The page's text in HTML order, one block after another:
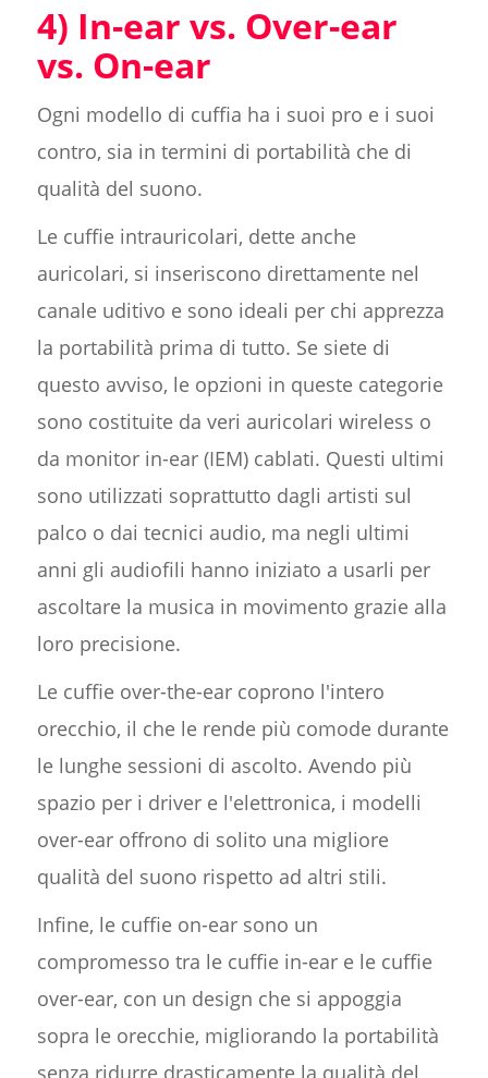
4) In-ear vs. Over-ear
vs. On-ear
Ogni modello di cuffia ha i suoi pro e i suoi
contro, sia in termini di portabilità che di
qualità del suono.
Le cuffie intrauricolari, dette anche
auricolari, si inseriscono direttamente nel
canale uditivo e sono ideali per chi apprezza
la portabilità prima di tutto. Se siete di
questo avviso, le opzioni in queste categorie
sono costituite da veri auricolari wireless o
da monitor in-ear (IEM) cablati. Questi ultimi
sono utilizzati soprattutto dagli artisti sul
palco o dai tecnici audio, ma negli ultimi
anni gli audiofili hanno iniziato a usarli per
ascoltare la musica in movimento grazie alla
loro precisione.
Le cuffie over-the-ear coprono l'intero
orecchio, il che le rende più comode durante
le lunghe sessioni di ascolto. Avendo più
spazio per i driver e l'elettronica, i modelli
over-ear offrono di solito una migliore
qualità del suono rispetto ad altri stili.
Infine, le cuffie on-ear sono un
compromesso tra le cuffie in-ear e le cuffie
over-ear, con un design che si appoggia
sopra le orecchie, migliorando la portabilità
senza ridurre drasticamente la qualità del